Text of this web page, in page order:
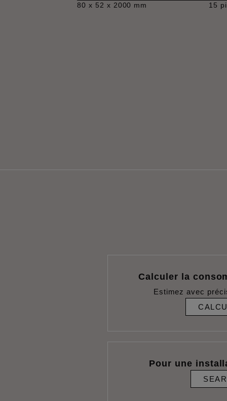
80 x 52 x 2000 mm 15
Calculer la
Estimez avec
Pour une